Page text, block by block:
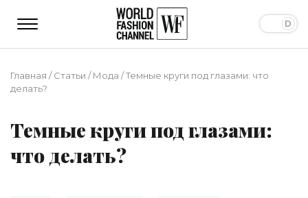
Главная /Статьи /Мода /Темные круги под глазами: что
делать?
Темные круги под глазами:
что делать?